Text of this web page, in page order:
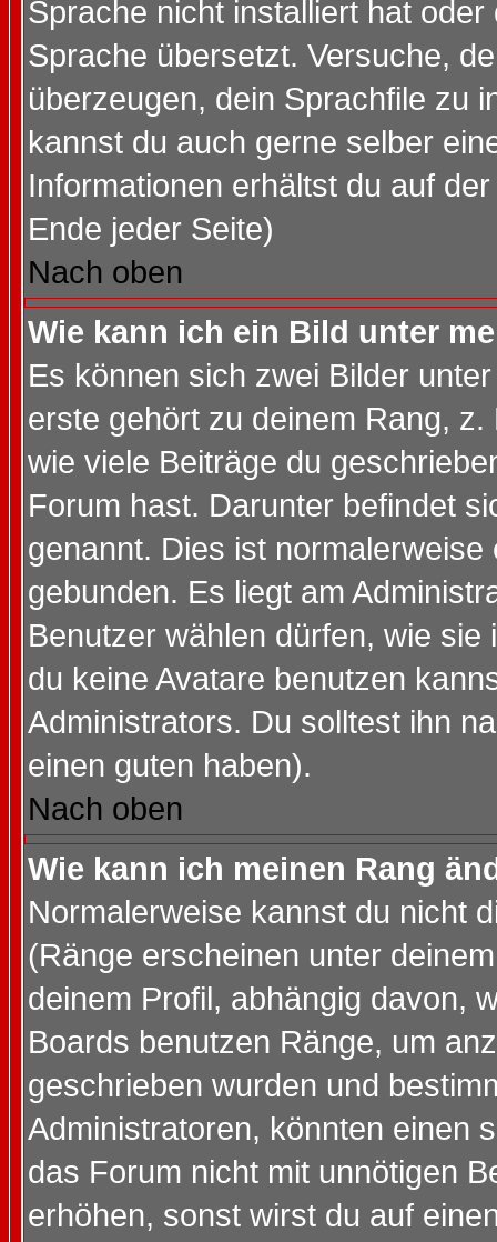
Sprache nicht installiert hat
Sprache übersetzt. Versuche,
überzeugen, dein Sprachfile zu
kannst du auch gerne selber
Informationen erhältst du auf
Ende jeder Seite)
Nach oben
Wie kann ich ein Bild unter
Es können sich zwei Bilder
erste gehört zu deinem Rang,
wie viele Beiträge du
Forum hast. Darunter befindet
genannt. Dies ist
gebunden. Es liegt am
Benutzer wählen dürfen, wie
du keine Avatare benutzen
Administrators. Du solltest ihn
einen guten haben).
Nach oben
Wie kann ich meinen Rang
Normalerweise kannst du nicht
(Ränge erscheinen unter
deinem Profil, abhängig davon,
Boards benutzen Ränge, um
geschrieben wurden und
Administratoren, könnten einen
das Forum nicht mit unnötigen
erhöhen, sonst wirst du auf